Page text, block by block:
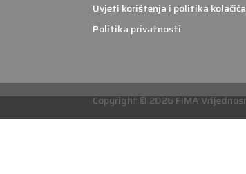
Uvjeti korištenja i politika kolačića
Politika privatnosti
Copyright © 2026 FIMA